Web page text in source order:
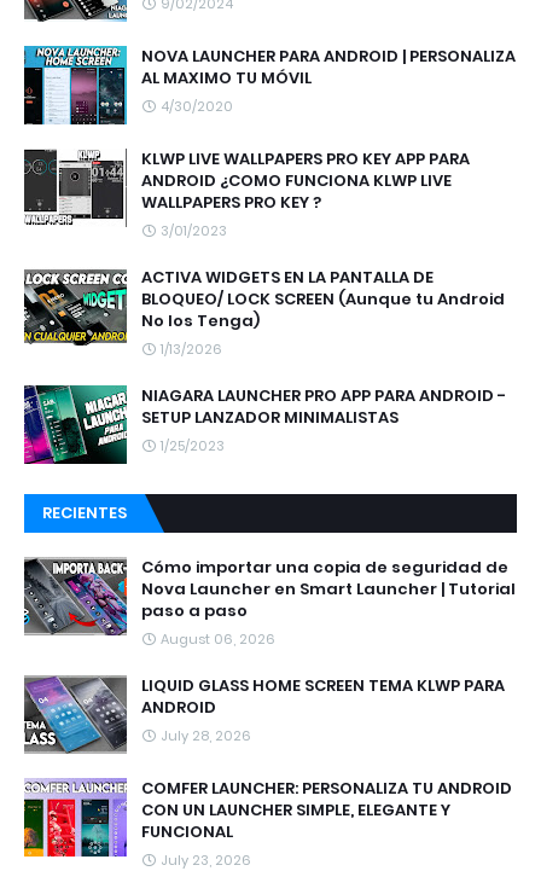
NOVA LAUNCHER PARA ANDROID | PERSONALIZA
AL MAXIMO TU MÓVIL
4/30/2020
KLWP LIVE WALLPAPERS PRO KEY APP PARA
ANDROID ¿COMO FUNCIONA KLWP LIVE
WALLPAPERS PRO KEY ?
3/01/2023
ACTIVA WIDGETS EN LA PANTALLA DE
BLOQUEO/ LOCK SCREEN (Aunque tu Android
No los Tenga)
1/13/2026
NIAGARA LAUNCHER PRO APP PARA ANDROID -
SETUP LANZADOR MINIMALISTAS
1/25/2023
RECIENTES
Cómo importar una copia de seguridad de
Nova Launcher en Smart Launcher | Tutorial
paso a paso
August 06, 2026
LIQUID GLASS HOME SCREEN TEMA KLWP PARA
ANDROID
July 28, 2026
COMFER LAUNCHER: PERSONALIZA TU ANDROID
CON UN LAUNCHER SIMPLE, ELEGANTE Y
FUNCIONAL
July 23, 2026